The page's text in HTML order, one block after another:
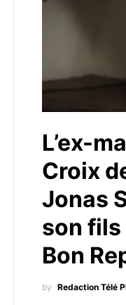
L’ex-
Croix
Jonas
son fils
Bon
by Redaction Télé